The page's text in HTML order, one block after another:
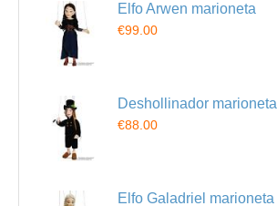
Elfo Arwen marioneta
€99.00
Deshollinador marioneta
€88.00
Elfo Galadriel marioneta